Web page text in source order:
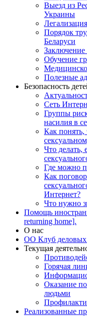
Выезд из
Украины
Порядок
Беларуси
Обучение
Полезные
Безопасность
Сеть
Группы
насилия в
Как понять,
Что делать,
Где можно
Как
Интернет?
Что нужно
Помощь
returning home].
О нас
ОО Клуб
Текущая
Горячая
Оказание
людьми
Реализованные